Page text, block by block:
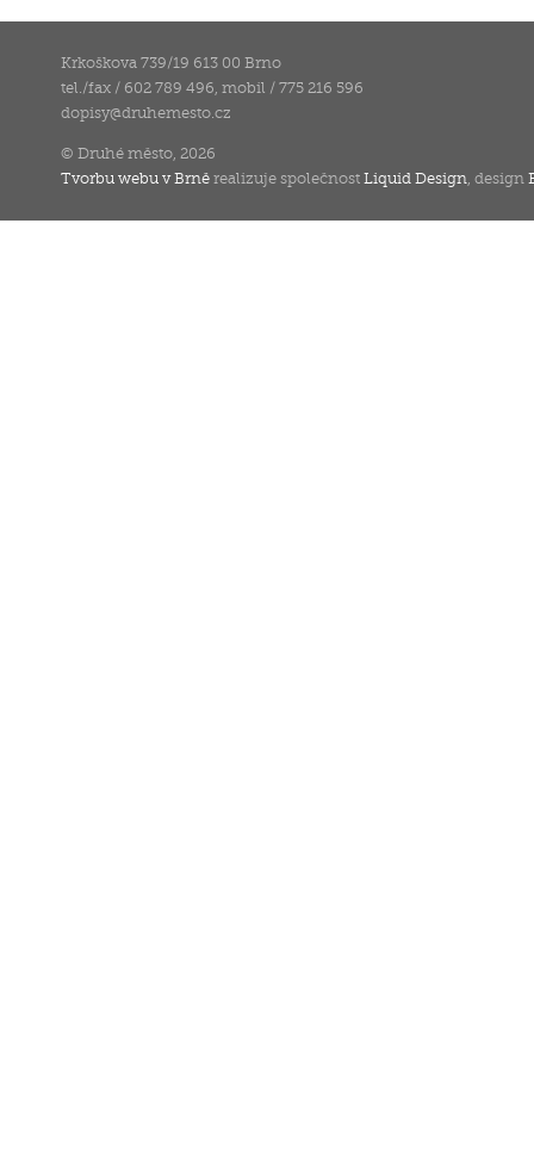
Krkoškova 739/19 613 00 Brno
tel./fax / 602 789 496, mobil / 775 216 596
dopisy@druhemesto.cz
© Druhé město, 2026
Tvorbu webu v Brně realizuje společnostLiquid Design , design